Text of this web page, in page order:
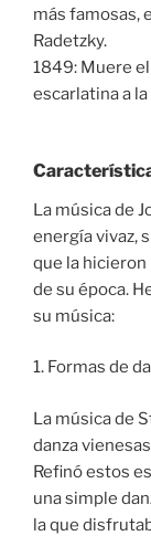
más famosas,
Radetzky.
1849: Muere
escarlatina a
La música de
energía vivaz,
que la
de su época.
su música:
1. Formas de
La música de
danza
Refinó estos
una simple
la que